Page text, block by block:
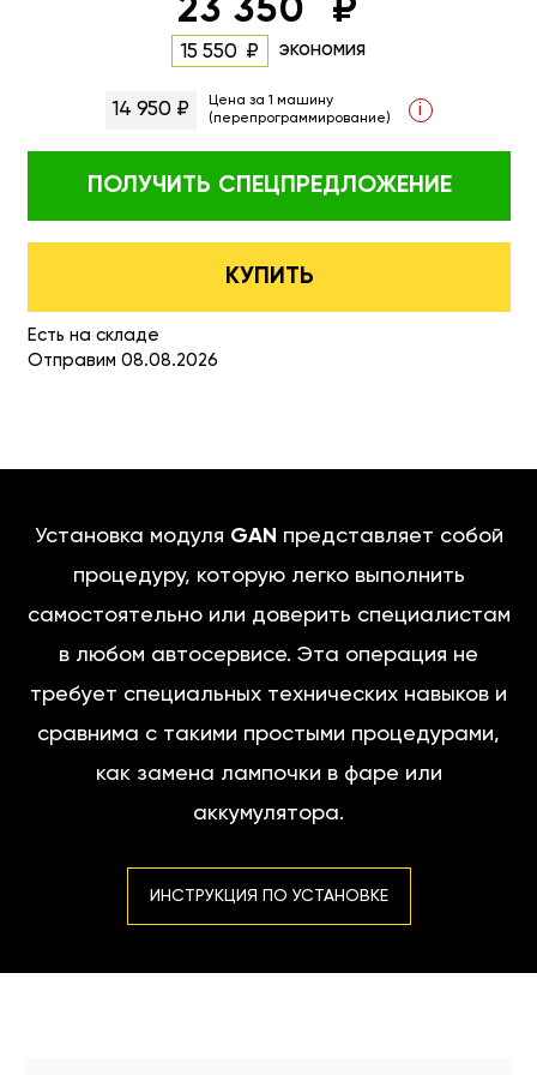
23 350
15 550 экономия
14 950 ₽
Цена за 1 машину
(перепрограммирование)
i
ПОЛУЧИТЬ СПЕЦПРЕДЛОЖЕНИЕ
КУПИТЬ
Есть на складе
Отправим 08.08.2026
Установка модуля GAN представляет собой
процедуру, которую легко выполнить
самостоятельно или доверить специалистам
в любом автосервисе. Эта операция не
требует специальных технических навыков и
сравнима с такими простыми процедурами,
как замена лампочки в фаре или
аккумулятора.
ИНСТРУКЦИЯ ПО УСТАНОВКЕ